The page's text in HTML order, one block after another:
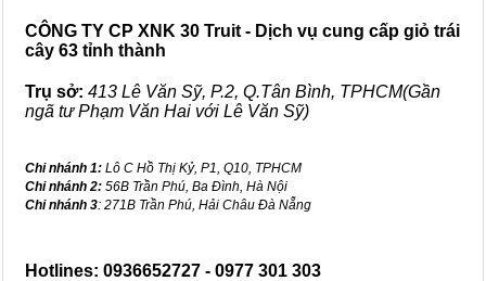
CÔNG TY CP XNK 30 Truit - Dịch vụ cung cấp giỏ trái
cây 63 tỉnh thành
Trụ sở: 413 Lê Văn Sỹ, P.2, Q.Tân Bình, TPHCM(Gần
ngã tư Phạm Văn Hai với Lê Văn Sỹ)
Chi nhánh 1: Lô C Hồ Thị Kỷ, P1, Q10, TPHCM
Chi nhánh 2: 56B Trần Phú, Ba Đình, Hà Nội
Chi nhánh 3: 271B Trần Phú, Hải Châu Đà Nẵng
Hotlines: 0936652727 - 0977 301 303